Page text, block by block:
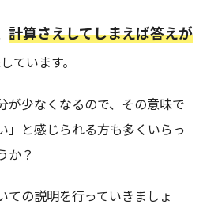
計算さえしてしまえば答えが
ています。
が少なくなるので、その意味で
」と感じられる方も多くいらっ
か？
ての説明を行っていきましょ